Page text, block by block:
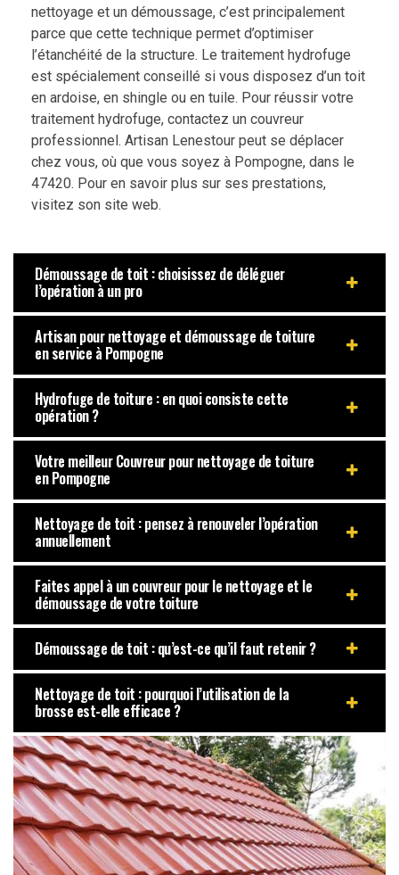
nettoyage et un démoussage, c’est principalement
parce que cette technique permet d’optimiser
l’étanchéité de la structure. Le traitement hydrofuge
est spécialement conseillé si vous disposez d’un toit
en ardoise, en shingle ou en tuile. Pour réussir votre
traitement hydrofuge, contactez un couvreur
professionnel. Artisan Lenestour peut se déplacer
chez vous, où que vous soyez à Pompogne, dans le
47420. Pour en savoir plus sur ses prestations,
visitez son site web.
Démoussage de toit : choisissez de déléguer
l’opération à un pro
Artisan pour nettoyage et démoussage de toiture
en service à Pompogne
Hydrofuge de toiture : en quoi consiste cette
opération ?
Votre meilleur Couvreur pour nettoyage de toiture
en Pompogne
Nettoyage de toit : pensez à renouveler l’opération
annuellement
Faites appel à un couvreur pour le nettoyage et le
démoussage de votre toiture
Démoussage de toit : qu’est-ce qu’il faut retenir ?
Nettoyage de toit : pourquoi l’utilisation de la
brosse est-elle efficace ?